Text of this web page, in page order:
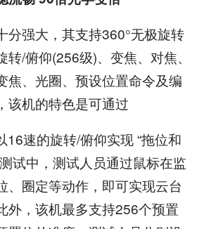
强大，其支持360°无极旋转
/俯仰(256级)、变焦、对焦、
焦、光圈、预设位置命令及编
该机的特色是可通过
速的旋转/俯仰实现 “拖位和
试中，测试人员通过鼠标在监
、圈定等动作，即可实现云台
外，该机最多支持256个预置